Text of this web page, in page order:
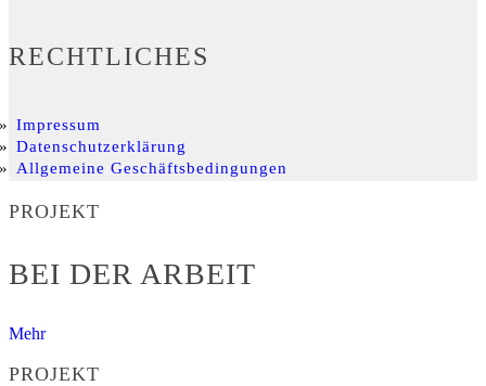
RECHTLICHES
Impressum
Datenschutzerklärung
Allgemeine Geschäftsbedingungen
PROJEKT
BEI DER ARBEIT
Mehr
PROJEKT